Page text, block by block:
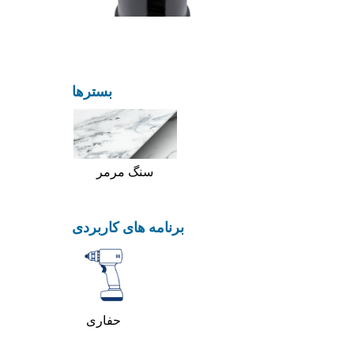
بسترها
سنگ مرمر
برنامه های کاربردی
حفاری